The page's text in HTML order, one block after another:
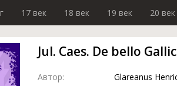
17 век 18 век 19 век 20 век
Jul. Caes. De bello
Автор: Glareanus